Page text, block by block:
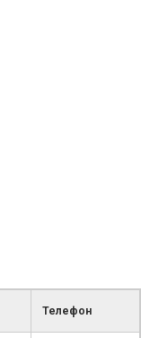
Телефон